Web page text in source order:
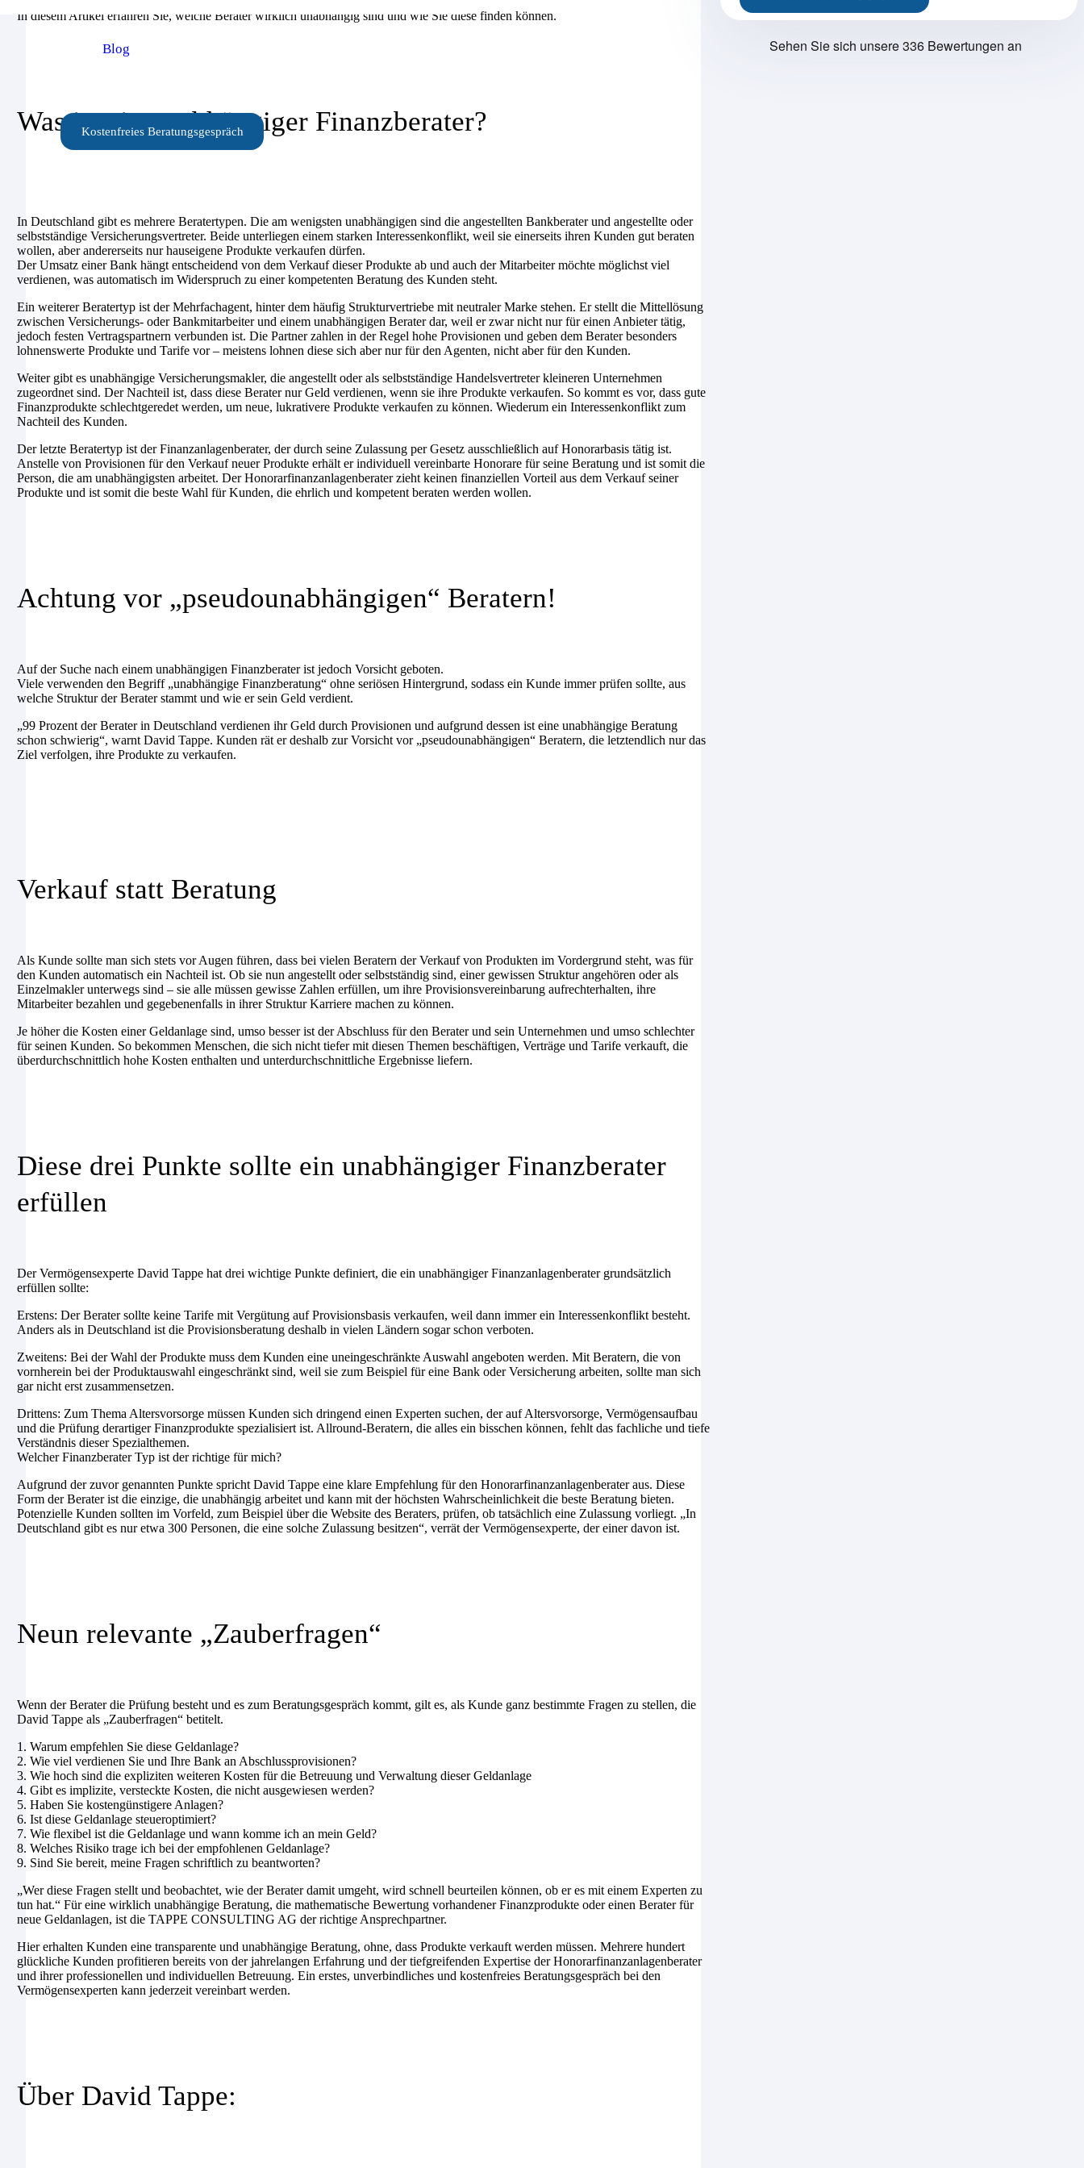
Blog
Kostenfreies Beratungsgespräch
In diesem Artikel erfahren Sie, welche Berater wirklich unabhängig sind und wie Sie diese finden können.
Was ist ein unabhängiger Finanzberater?
In Deutschland gibt es mehrere Beratertypen. Die am wenigsten unabhängigen sind die angestellten Bankberater und angestellte oder
selbstständige Versicherungsvertreter. Beide unterliegen einem starken Interessenkonflikt, weil sie einerseits ihren Kunden gut beraten
wollen, aber andererseits nur hauseigene Produkte verkaufen dürfen.
Der Umsatz einer Bank hängt entscheidend von dem Verkauf dieser Produkte ab und auch der Mitarbeiter möchte möglichst viel
verdienen, was automatisch im Widerspruch zu einer kompetenten Beratung des Kunden steht.
Ein weiterer Beratertyp ist der Mehrfachagent, hinter dem häufig Strukturvertriebe mit neutraler Marke stehen. Er stellt die Mittellösung
zwischen Versicherungs- oder Bankmitarbeiter und einem unabhängigen Berater dar, weil er zwar nicht nur für einen Anbieter tätig,
jedoch festen Vertragspartnern verbunden ist. Die Partner zahlen in der Regel hohe Provisionen und geben dem Berater besonders
lohnenswerte Produkte und Tarife vor – meistens lohnen diese sich aber nur für den Agenten, nicht aber für den Kunden.
Weiter gibt es unabhängige Versicherungsmakler, die angestellt oder als selbstständige Handelsvertreter kleineren Unternehmen
zugeordnet sind. Der Nachteil ist, dass diese Berater nur Geld verdienen, wenn sie ihre Produkte verkaufen. So kommt es vor, dass gute
Finanzprodukte schlechtgeredet werden, um neue, lukrativere Produkte verkaufen zu können. Wiederum ein Interessenkonflikt zum
Nachteil des Kunden.
Der letzte Beratertyp ist der Finanzanlagenberater, der durch seine Zulassung per Gesetz ausschließlich auf Honorarbasis tätig ist.
Anstelle von Provisionen für den Verkauf neuer Produkte erhält er individuell vereinbarte Honorare für seine Beratung und ist somit die
Person, die am unabhängigsten arbeitet. Der Honorarfinanzanlagenberater zieht keinen finanziellen Vorteil aus dem Verkauf seiner
Produkte und ist somit die beste Wahl für Kunden, die ehrlich und kompetent beraten werden wollen.
Achtung vor „pseudounabhängigen“ Beratern!
Auf der Suche nach einem unabhängigen Finanzberater ist jedoch Vorsicht geboten.
Viele verwenden den Begriff „unabhängige Finanzberatung“ ohne seriösen Hintergrund, sodass ein Kunde immer prüfen sollte, aus
welche Struktur der Berater stammt und wie er sein Geld verdient.
„99 Prozent der Berater in Deutschland verdienen ihr Geld durch Provisionen und aufgrund dessen ist eine unabhängige Beratung
schon schwierig“, warnt David Tappe. Kunden rät er deshalb zur Vorsicht vor „pseudounabhängigen“ Beratern, die letztendlich nur das
Ziel verfolgen, ihre Produkte zu verkaufen.
Verkauf statt Beratung
Als Kunde sollte man sich stets vor Augen führen, dass bei vielen Beratern der Verkauf von Produkten im Vordergrund steht, was für
den Kunden automatisch ein Nachteil ist. Ob sie nun angestellt oder selbstständig sind, einer gewissen Struktur angehören oder als
Einzelmakler unterwegs sind – sie alle müssen gewisse Zahlen erfüllen, um ihre Provisionsvereinbarung aufrechterhalten, ihre
Mitarbeiter bezahlen und gegebenenfalls in ihrer Struktur Karriere machen zu können.
Je höher die Kosten einer Geldanlage sind, umso besser ist der Abschluss für den Berater und sein Unternehmen und umso schlechter
für seinen Kunden. So bekommen Menschen, die sich nicht tiefer mit diesen Themen beschäftigen, Verträge und Tarife verkauft, die
überdurchschnittlich hohe Kosten enthalten und unterdurchschnittliche Ergebnisse liefern.
Diese drei Punkte sollte ein unabhängiger Finanzberater
erfüllen
Der Vermögensexperte David Tappe hat drei wichtige Punkte definiert, die ein unabhängiger Finanzanlagenberater grundsätzlich
erfüllen sollte:
Erstens: Der Berater sollte keine Tarife mit Vergütung auf Provisionsbasis verkaufen, weil dann immer ein Interessenkonflikt besteht.
Anders als in Deutschland ist die Provisionsberatung deshalb in vielen Ländern sogar schon verboten.
Zweitens: Bei der Wahl der Produkte muss dem Kunden eine uneingeschränkte Auswahl angeboten werden. Mit Beratern, die von
vornherein bei der Produktauswahl eingeschränkt sind, weil sie zum Beispiel für eine Bank oder Versicherung arbeiten, sollte man sich
gar nicht erst zusammensetzen.
Drittens: Zum Thema Altersvorsorge müssen Kunden sich dringend einen Experten suchen, der auf Altersvorsorge, Vermögensaufbau
und die Prüfung derartiger Finanzprodukte spezialisiert ist. Allround-Beratern, die alles ein bisschen können, fehlt das fachliche und tiefe
Verständnis dieser Spezialthemen.
Welcher Finanzberater Typ ist der richtige für mich?
Aufgrund der zuvor genannten Punkte spricht David Tappe eine klare Empfehlung für den Honorarfinanzanlagenberater aus. Diese
Form der Berater ist die einzige, die unabhängig arbeitet und kann mit der höchsten Wahrscheinlichkeit die beste Beratung bieten.
Potenzielle Kunden sollten im Vorfeld, zum Beispiel über die Website des Beraters, prüfen, ob tatsächlich eine Zulassung vorliegt. „In
Deutschland gibt es nur etwa 300 Personen, die eine solche Zulassung besitzen“, verrät der Vermögensexperte, der einer davon ist.
Neun relevante „Zauberfragen“
Wenn der Berater die Prüfung besteht und es zum Beratungsgespräch kommt, gilt es, als Kunde ganz bestimmte Fragen zu stellen, die
David Tappe als „Zauberfragen“ betitelt.
1. Warum empfehlen Sie diese Geldanlage?
2. Wie viel verdienen Sie und Ihre Bank an Abschlussprovisionen?
3. Wie hoch sind die expliziten weiteren Kosten für die Betreuung und Verwaltung dieser Geldanlage
4. Gibt es implizite, versteckte Kosten, die nicht ausgewiesen werden?
5. Haben Sie kostengünstigere Anlagen?
6. Ist diese Geldanlage steueroptimiert?
7. Wie flexibel ist die Geldanlage und wann komme ich an mein Geld?
8. Welches Risiko trage ich bei der empfohlenen Geldanlage?
9. Sind Sie bereit, meine Fragen schriftlich zu beantworten?
„Wer diese Fragen stellt und beobachtet, wie der Berater damit umgeht, wird schnell beurteilen können, ob er es mit einem Experten zu
tun hat.“ Für eine wirklich unabhängige Beratung, die mathematische Bewertung vorhandener Finanzprodukte oder einen Berater für
neue Geldanlagen, ist die TAPPE CONSULTING AG der richtige Ansprechpartner.
Hier erhalten Kunden eine transparente und unabhängige Beratung, ohne, dass Produkte verkauft werden müssen. Mehrere hundert
glückliche Kunden profitieren bereits von der jahrelangen Erfahrung und der tiefgreifenden Expertise der Honorarfinanzanlagenberater
und ihrer professionellen und individuellen Betreuung. Ein erstes, unverbindliches und kostenfreies Beratungsgespräch bei den
Vermögensexperten kann jederzeit vereinbart werden.
Über David Tappe: